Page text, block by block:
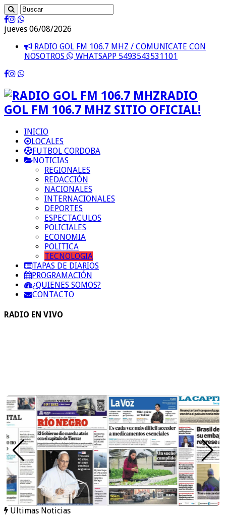
jueves 06/08/2026
RADIO GOL FM 106.7 MHZ / COMUNICATE CON
NOSOTROS
WHATSAPP 5493543531101
RADIO
GOL FM 106.7 MHZ SITIO OFICIAL!
INICIO
LOCALES
FUTBOL CORDOBA
NOTICIAS
REGIONALES
REDACCIÓN
NACIONALES
INTERNACIONALES
DEPORTES
ESPECTACULOS
POLICIALES
ECONOMIA
POLITICA
TECNOLOGIA
TAPAS DE DIARIOS
PROGRAMACIÓN
¿QUIENES SOMOS?
CONTACTO
RADIO EN VIVO
Ultimas Noticias